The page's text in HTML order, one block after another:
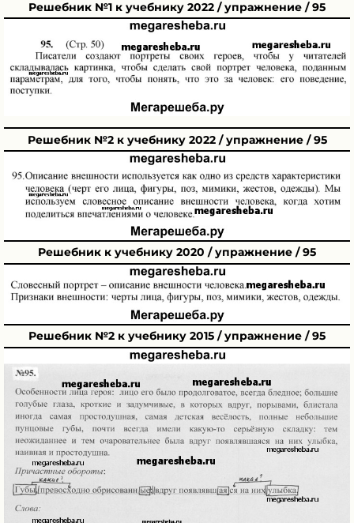
Решебник №1 к учебнику 2022 / упражнение / 95
Решебник №2 к учебнику 2022 / упражнение / 95
Решебник к учебнику 2020 / упражнение / 95
Решебник №2 к учебнику 2015 / упражнение / 95